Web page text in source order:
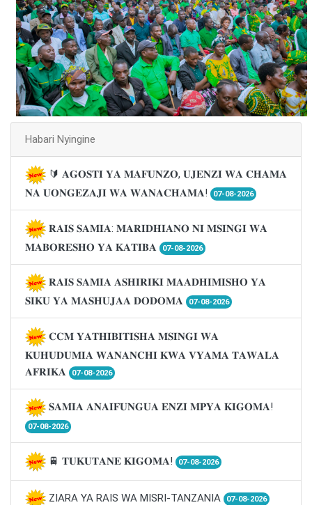
Habari Nyingine
🔰 𝐀𝐆𝐎𝐒𝐓𝐈 𝐘𝐀 𝐌𝐀𝐅𝐔𝐍𝐙𝐎, 𝐔𝐉𝐄𝐍𝐙𝐈 𝐖𝐀 𝐂𝐇𝐀𝐌𝐀
𝐍𝐀 𝐔𝐎𝐍𝐆𝐄𝐙𝐀𝐉𝐈 𝐖𝐀 𝐖𝐀𝐍𝐀𝐂𝐇𝐀𝐌𝐀!
07-08-2026
𝐑𝐀𝐈𝐒 𝐒𝐀𝐌𝐈𝐀: 𝐌𝐀𝐑𝐈𝐃𝐇𝐈𝐀𝐍𝐎 𝐍𝐈 𝐌𝐒𝐈𝐍𝐆𝐈 𝐖𝐀
𝐌𝐀𝐁𝐎𝐑𝐄𝐒𝐇𝐎 𝐘𝐀 𝐊𝐀𝐓𝐈𝐁𝐀
07-08-2026
𝐑𝐀𝐈𝐒 𝐒𝐀𝐌𝐈𝐀 𝐀𝐒𝐇𝐈𝐑𝐈𝐊𝐈 𝐌𝐀𝐀𝐃𝐇𝐈𝐌𝐈𝐒𝐇𝐎 𝐘𝐀
𝐒𝐈𝐊𝐔 𝐘𝐀 𝐌𝐀𝐒𝐇𝐔𝐉𝐀𝐀 𝐃𝐎𝐃𝐎𝐌𝐀
07-08-2026
𝐂𝐂𝐌 𝐘𝐀𝐓𝐇𝐈𝐁𝐈𝐓𝐈𝐒𝐇𝐀 𝐌𝐒𝐈𝐍𝐆𝐈 𝐖𝐀
𝐊𝐔𝐇𝐔𝐃𝐔𝐌𝐈𝐀 𝐖𝐀𝐍𝐀𝐍𝐂𝐇𝐈 𝐊𝐖𝐀 𝐕𝐘𝐀𝐌𝐀 𝐓𝐀𝐖𝐀𝐋𝐀
𝐀𝐅𝐑𝐈𝐊𝐀
07-08-2026
𝐒𝐀𝐌𝐈𝐀 𝐀𝐍𝐀𝐈𝐅𝐔𝐍𝐆𝐔𝐀 𝐄𝐍𝐙𝐈 𝐌𝐏𝐘𝐀 𝐊𝐈𝐆𝐎𝐌𝐀!
07-08-2026
🚆 𝐓𝐔𝐊𝐔𝐓𝐀𝐍𝐄 𝐊𝐈𝐆𝐎𝐌𝐀! 07-08-2026
ZIARA YA RAIS WA MISRI-TANZANIA 07-08-2026